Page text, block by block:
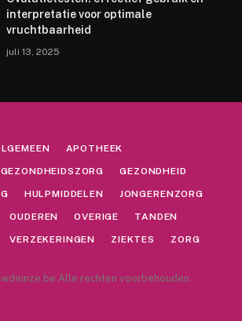
interpretatie voor optimale
vruchtbaarheid
juli 13, 2025
APOTHEEK
GEZONDHEID
HULPMIDDELEN JONGERENZORG
OUDEREN OVERIGE TANDEN
VERZEKERINGEN ZIEKTES ZORG
Alle rechten voorbehouden.